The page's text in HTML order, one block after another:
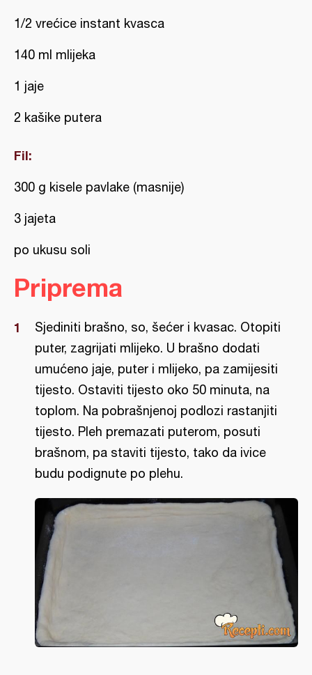
1/2 vrećice instant kvasca
140 ml mlijeka
1 jaje
2 kašike putera
Fil:
300 g kisele pavlake (masnije)
3 jajeta
po ukusu soli
Priprema
Sjediniti brašno, so, šećer i kvasac. Otopiti
puter, zagrijati mlijeko. U brašno dodati
umućeno jaje, puter i mlijeko, pa zamijesiti
tijesto. Ostaviti tijesto oko 50 minuta, na
toplom. Na pobrašnjenoj podlozi rastanjiti
tijesto. Pleh premazati puterom, posuti
brašnom, pa staviti tijesto, tako da ivice
budu podignute po plehu.